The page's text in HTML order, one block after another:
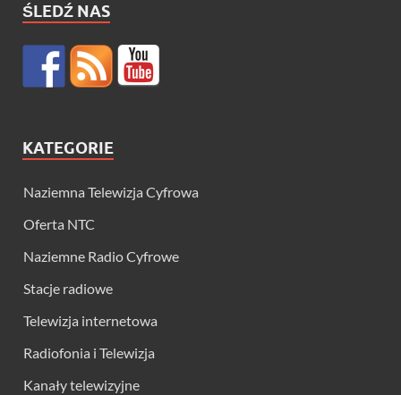
ŚLEDŹ NAS
KATEGORIE
Naziemna Telewizja Cyfrowa
Oferta NTC
Naziemne Radio Cyfrowe
Stacje radiowe
Telewizja internetowa
Radiofonia i Telewizja
Kanały telewizyjne